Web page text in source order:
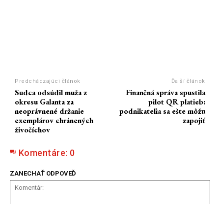
Predchádzajúci článok
Sudca odsúdil muža z
okresu Galanta za
neoprávnené držanie
exemplárov chránených
živočíchov
Ďalší článok
Finančná správa spustila
pilot QR platieb:
podnikatelia sa ešte môžu
zapojiť
Komentáre: 0
ZANECHAŤ ODPOVEĎ